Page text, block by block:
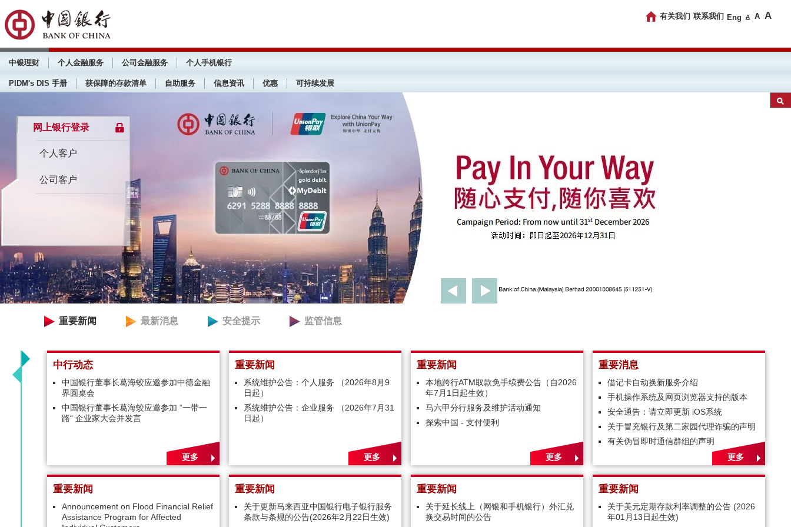
有关我们 联系我们 Eng A A A
中银理财 个人金融服务 公司金融服务 个人手机银行
PIDM's DIS 手册 获保障的存款清单 自助服务 信息资讯 优惠 可持续发展
网上银行登录
个人客户
公司客户
重要新闻 最新消息 安全提示 监管信息
更多
中行动态
中国银行董事长葛海蛟应邀参加中德金融
界圆桌会
中国银行董事长葛海蛟应邀参加 ”一带一
路“ 企业家大会并发言
更多
重要新闻
系统维护公告：个人服务 （2026年8月9
日起）
系统维护公告：企业服务 （2026年7月31
日起）
更多
重要新闻
本地跨行ATM取款免手续费公告（自2026
年7月1日起生效）
马六甲分行服务及维护活动通知
探索中国 - 支付便利
更多
重要消息
借记卡自动换新服务介绍
手机操作系统及网页浏览器支持的版本
安全通告：请立即更新 iOS系统
关于冒充银行及第二家园代理诈骗的声明
有关伪冒即时通信群组的声明
重要新闻
Announcement on Flood Financial Relief
Assistance Program for Affected
重要新闻
关于更新马来西亚中国银行电子银行服务
条款与条规的公告(2026年2月22日生效)
重要新闻
关于延长线上（网银和手机银行）外汇兑
换交易时间的公告
重要新闻
关于美元定期存款利率调整的公告 (2026
年01月13日起生效)